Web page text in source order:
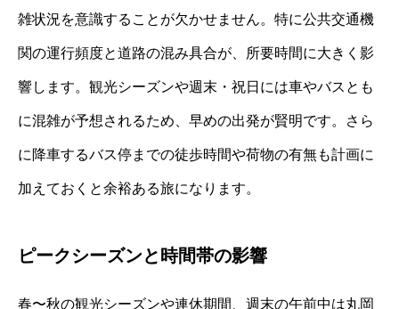
雑状況を意識することが欠かせません。特に公共交通機
関の運行頻度と道路の混み具合が、所要時間に大きく影
響します。観光シーズンや週末・祝日には車やバスとも
に混雑が予想されるため、早めの出発が賢明です。さら
に降車するバス停までの徒歩時間や荷物の有無も計画に
加えておくと余裕ある旅になります。
ピークシーズンと時間帯の影響
春〜秋の観光シーズンや連休期間、週末の午前中は丸岡